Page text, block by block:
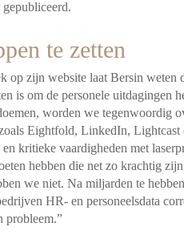
te zetten
op zijn website laat Bersin weten
is om de personele uitdagingen
worden we tegenwoordig
Eightfold, LinkedIn, Lightcast
kritieke vaardigheden met
hebben die net zo krachtig
we niet. Na miljarden te
HR- en personeelsdata
probleem.”